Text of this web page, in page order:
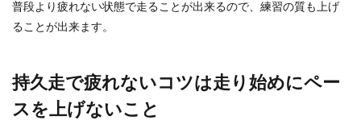
普段より疲れない状態で走ることが出来るので、練習の質も上げ
ることが出来ます。
持久走で疲れないコツは走り始めにペー
スを上げないこと